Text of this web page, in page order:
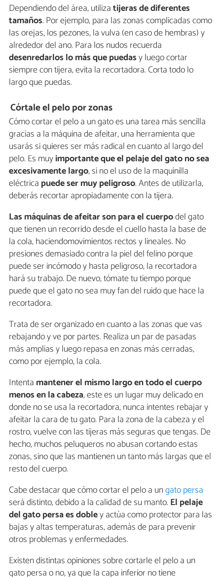
Dependiendo del área, utilizatijeras de diferentes
tamaños. Por ejemplo, para las zonas complicadas como
las orejas, los pezones, la vulva (en caso de hembras) y
alrededor del ano. Para los nudos recuerda
desenredarlos lo más que puedasy luego cortar
siempre con tijera, evita la recortadora. Corta todo lo
largo que puedas.
Córtale el pelo por zonas
Cómo cortar el pelo a un gato es una tarea más sencilla
gracias a la máquina de afeitar, una herramienta que
usarás si quieres ser más radical en cuanto al largo del
pelo. Es muyimportante que el pelaje del gato no sea
excesivamente largo, si no el uso de la maquinilla
eléctrica puede ser muy peligroso. Antes de utilizarla,
deberás recortar apropiadamente con la tijera.
Las máquinas de afeitar son para el cuerpodel gato
que tienen un recorrido desde el cuello hasta la base de
la cola, haciendomovimientos rectos y lineales. No
presiones demasiado contra la piel del felino porque
puede ser incómodo y hasta peligroso, la recortadora
hará su trabajo. De nuevo, tómate tu tiempo porque
puede que el gato no sea muy fan del ruido que hace la
recortadora.
Trata de ser organizado en cuanto a las zonas que vas
rebajando y ve por partes. Realiza un par de pasadas
más amplias y luego repasa en zonas más cerradas,
como por ejemplo, la cola.
Intenta mantener el mismo largoen todo el cuerpo
menos en la cabeza, este es un lugar muy delicado en
donde no se usa la recortadora, nunca intentes rebajar y
afeitar la cara de tu gato. Para la zona de la cabeza y el
rostro, vuelve con las tijeras más seguras que tengas. De
hecho, muchos peluqueros no abusan cortando estas
zonas, sino que las mantienen un tanto más largas que el
resto del cuerpo.
Cabe destacar que cómo cortar el pelo a ungato persa
será distinto, debido a la calidad de su manto. El pelaje
del gato persa es dobley actúa como protector para las
bajas y altas temperaturas, además de para prevenir
otros problemas y enfermedades.
Existen distintas opiniones sobre cortarle el pelo a un
gato persa o no, ya que la capa inferior no tiene